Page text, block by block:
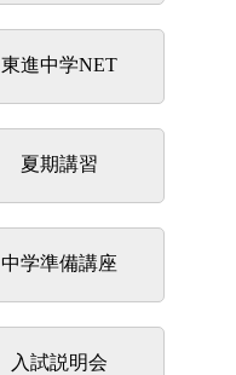
東進中学NET
夏期講習
中学準備講座
入試説明会